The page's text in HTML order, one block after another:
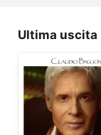
Ultima uscita